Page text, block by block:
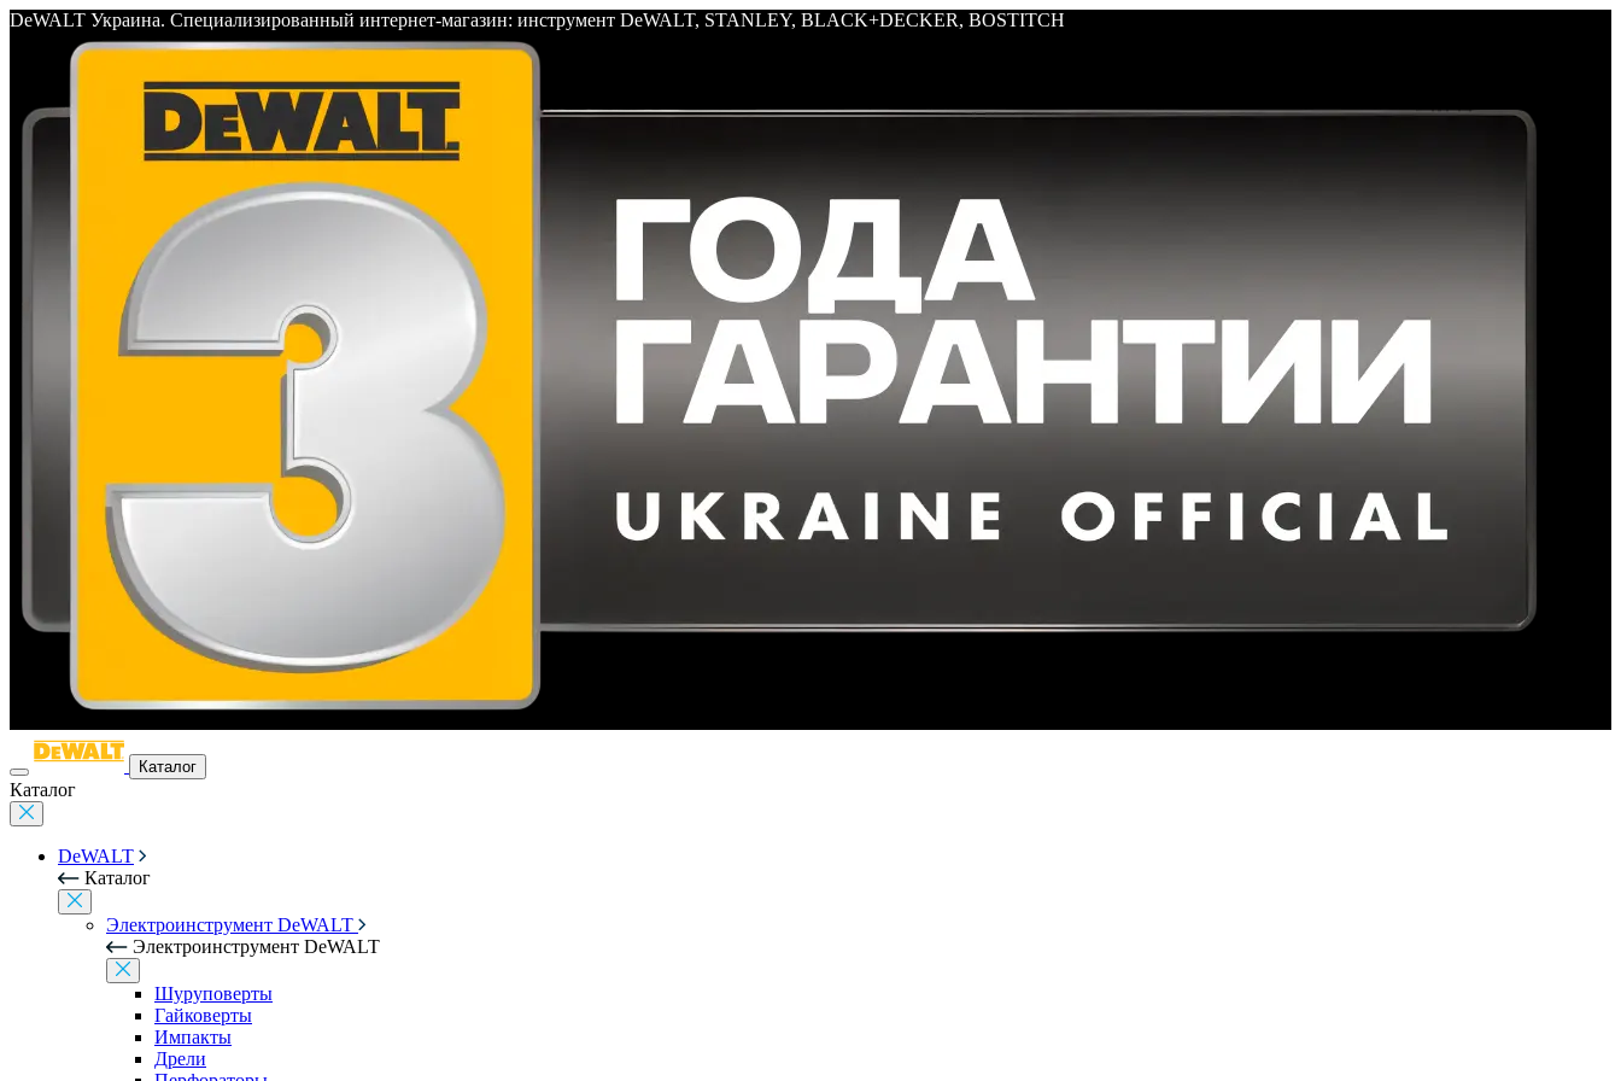
DeWALT Украина. Специализированный интернет-магазин: инструмент DeWALT, STANLEY, BLACK+DECKER, BOSTITCH
Каталог
Каталог
DeWALT
Каталог
Электроинструмент DeWALT
Электроинструмент DeWALT
Шуруповерты
Гайковерты
Импакты
Дрели